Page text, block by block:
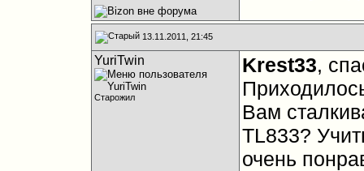
13.11.2011, 21:45
YuriTwin
Старожил
Krest33,
Вам
TL833?
очень